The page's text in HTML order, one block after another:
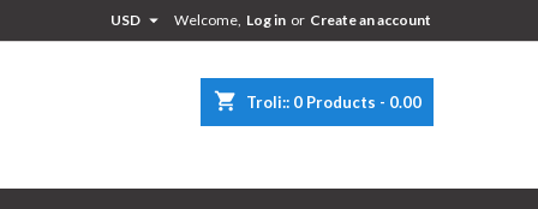
Welcome, Log in or Create an account
USD 
shopping_cart Troli:: 0 Products - 0.00